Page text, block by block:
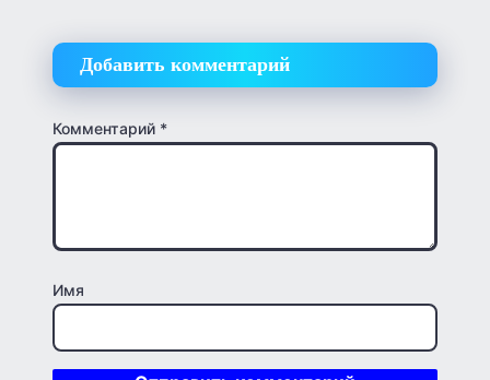
Добавить комментарий
Комментарий *
Имя